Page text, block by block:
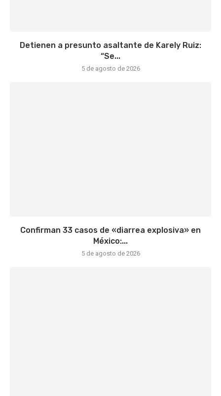
Detienen a presunto asaltante de Karely Ruiz:
“Se...
5 de agosto de 2026
Confirman 33 casos de «diarrea explosiva» en
México:...
5 de agosto de 2026